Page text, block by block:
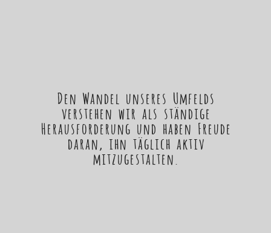
Den Wandel unseres Umfelds
verstehen wir als ständige
Herausforderung und haben Freude
daran, ihn täglich aktiv
mitzugestalten.